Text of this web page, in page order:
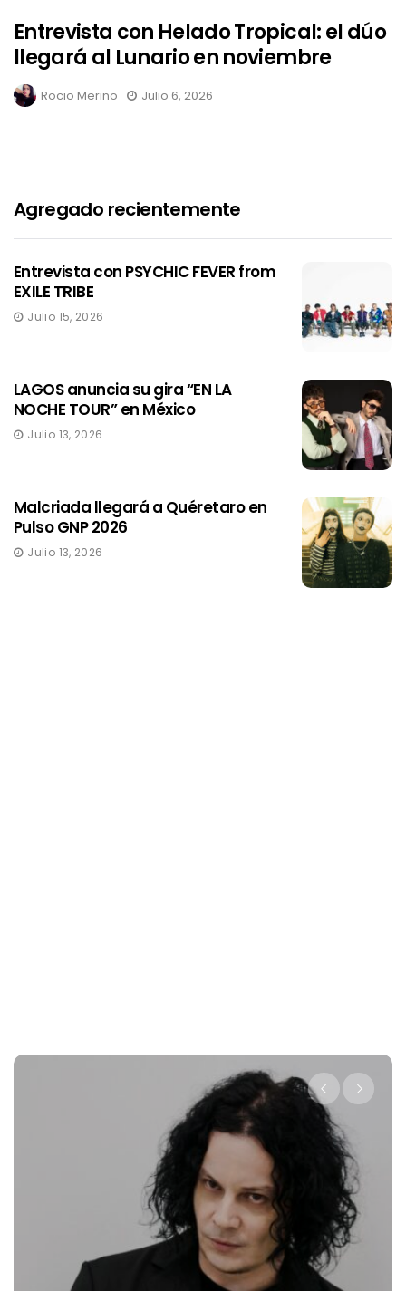
Entrevista con Helado Tropical: el dúo
llegará al Lunario en noviembre
Rocio Merino Julio 6, 2026
Agregado recientemente
Entrevista con PSYCHIC FEVER from
EXILE TRIBE
Julio 15, 2026
LAGOS anuncia su gira “EN LA
NOCHE TOUR” en México
Julio 13, 2026
Malcriada llegará a Quéretaro en
Pulso GNP 2026
Julio 13, 2026